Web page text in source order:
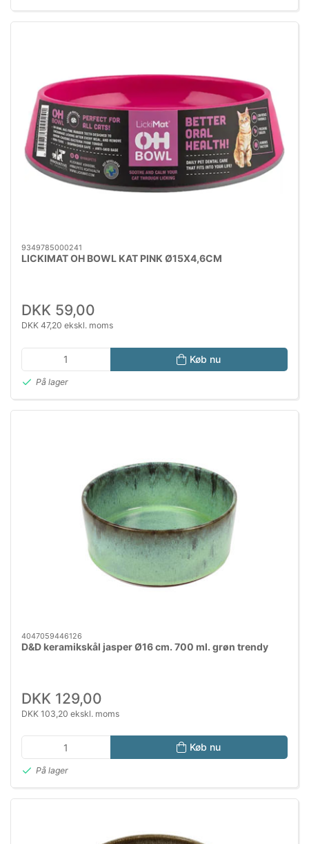
9349785000241
LICKIMAT OH BOWL KAT PINK Ø15X4,6CM
DKK 59,00
DKK 47,20 ekskl. moms
Køb nu
På lager
4047059446126
D&D keramikskål jasper Ø16 cm. 700 ml. grøn trendy
DKK 129,00
DKK 103,20 ekskl. moms
Køb nu
På lager